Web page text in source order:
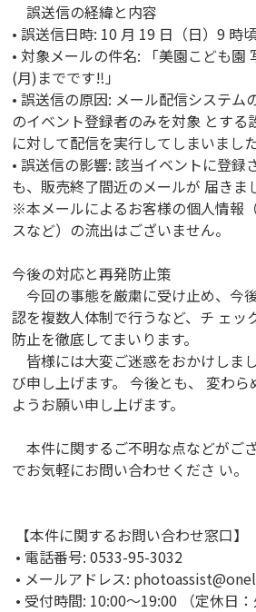
誤送信の経緯と内容
• 誤送信日時: 10 月 19 日（日）9 時
• 対象メールの件名: 「美園こども園
(月)までです‼︎」
• 誤送信の原因: メール配信システム
のイベント登録者のみを対象 とする
に対して配信を実行してしまいました
• 誤送信の影響: 該当イベントに登録
も、販売終了間近のメールが 届きま
※本メールによるお客様の個人情報
スなど）の流出はございません。
今後の対応と再発防止策
今回の事態を厳粛に受け止め、今
認を複数人体制で行うなど、チ ェッ
防止を徹底してまいります。
皆様には大変ご迷惑をおかけしま
び申し上げます。 今後とも、 変わ
ようお願い申し上げます。
本件に関するご不明な点などがご
でお気軽にお問い合わせくださ い。
【本件に関するお問い合わせ窓口】
• 電話番号: 0533-95-3032
• メールアドレス:
• 受付時間: 10:00～19:00 （定休日：